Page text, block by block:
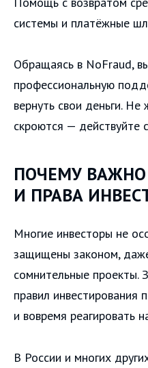
системы и платёжные
Обращаясь в NoFraud,
профессиональную
вернуть свои деньги.
скроются — действуйте
ПОЧЕМУ
И ПРАВА
Многие инвесторы не
защищены законом,
сомнительные проекты.
правил
и вовремя реагировать
В России и многих